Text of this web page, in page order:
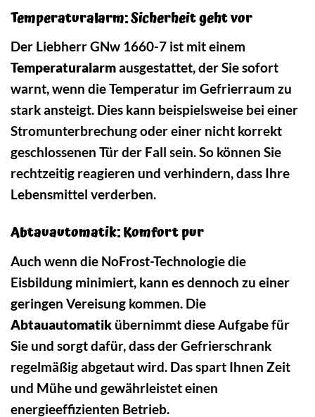
Temperaturalarm: Sicherheit geht vor
Der Liebherr GNw 1660-7 ist mit einem
Temperaturalarmausgestattet, der Sie sofort
warnt, wenn die Temperatur im Gefrierraum zu
stark ansteigt. Dies kann beispielsweise bei einer
Stromunterbrechung oder einer nicht korrekt
geschlossenen Tür der Fall sein. So können Sie
rechtzeitig reagieren und verhindern, dass Ihre
Lebensmittel verderben.
Abtauautomatik: Komfort pur
Auch wenn die NoFrost-Technologie die
Eisbildung minimiert, kann es dennoch zu einer
geringen Vereisung kommen. Die
Abtauautomatik übernimmt diese Aufgabe für
Sie und sorgt dafür, dass der Gefrierschrank
regelmäßig abgetaut wird. Das spart Ihnen Zeit
und Mühe und gewährleistet einen
energieeffizienten Betrieb.